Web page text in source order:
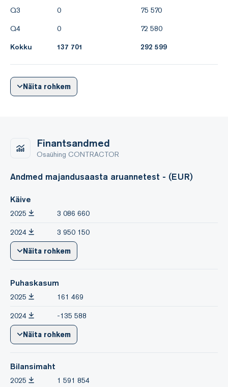
Q3
0
75 570
Q4
0
72 580
Kokku
137 701 292 599
Näita rohkem
Finantsandmed
Osaühing CONTRACTOR
Andmed majandusaasta aruannetest - (EUR)
Käive
2025 3 086 660
2024 3 950 150
Näita rohkem
Puhaskasum
2025 161 469
2024 -135 588
Näita rohkem
Bilansimaht
2025 1 591 854